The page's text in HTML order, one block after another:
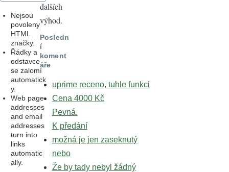
Nejsou
povoleny
HTML
značky.
Řádky a
odstavce
se zalomí
automatick
y.
Web page
addresses
and email
addresses
turn into
links
automatic
ally.
dalších
výhod.
Posledn
í
koment
áře
uprime receno, tuhle funkci
Cena 4000 Kč
Pevná.
K předání
možná je jen zaseknutý
nebo
Že by tady nebyl žádný